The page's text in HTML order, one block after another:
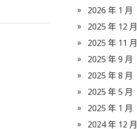
2026 年 1 月
2025 年 12 月
2025 年 11 月
2025 年 9 月
2025 年 8 月
2025 年 5 月
2025 年 1 月
2024 年 12 月